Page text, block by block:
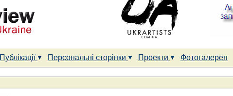
Публікації Персональні сторінки Проекти Фотогалерея